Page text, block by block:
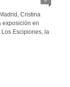
Cristina
exposición en
Escipiones, la